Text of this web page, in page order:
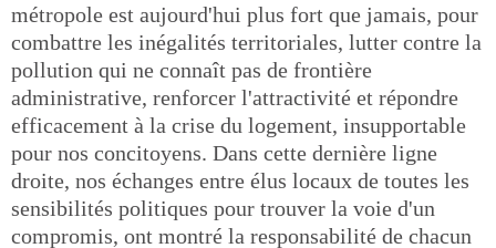
métropole est aujourd'hui plus fort que jamais, pour
combattre les inégalités territoriales, lutter contre la
pollution qui ne connaît pas de frontière
administrative, renforcer l'attractivité et répondre
efficacement à la crise du logement, insupportable
pour nos concitoyens. Dans cette dernière ligne
droite, nos échanges entre élus locaux de toutes les
sensibilités politiques pour trouver la voie d'un
compromis, ont montré la responsabilité de chacun